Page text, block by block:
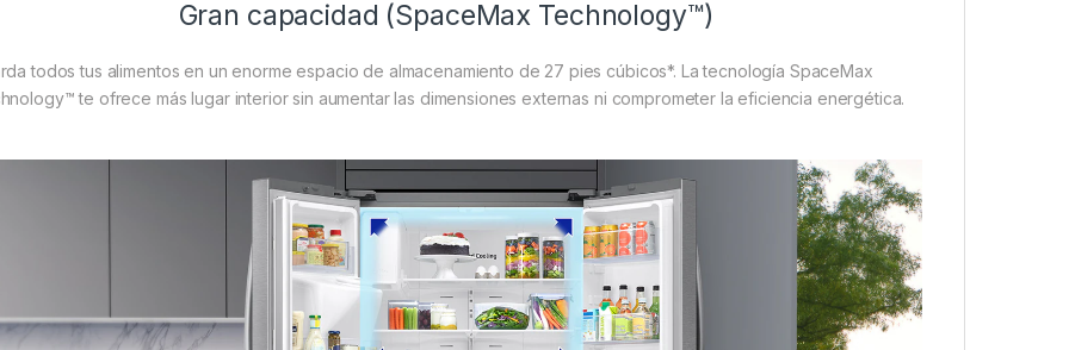
Gran capacidad (SpaceMax Technology™)
todos tus alimentos en un enorme espacio de almacenamiento de 27 pies cúbicos*. La tecnología SpaceMax
te ofrece más lugar interior sin aumentar las dimensiones externas ni comprometer la eficiencia energética.